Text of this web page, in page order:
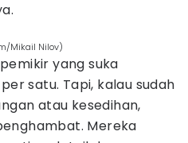
Mikail Nilov)
yang suka
satu. Tapi, kalau sudah
atau kesedihan,
Mereka